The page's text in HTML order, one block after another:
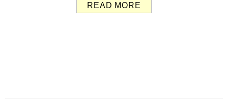
的耶！ Bon Bon Hair的標誌很漂亮 是一隻藍色的蝴蝶，是
READ MORE